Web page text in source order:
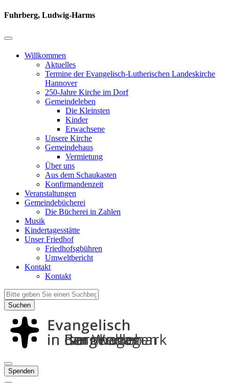
Fuhrberg, Ludwig-Harms
Willkommen
Aktuelles
Termine der Evangelisch-Lutherischen Landeskirche
Hannover
250-Jahre Kirche im Dorf
Gemeindeleben
Die Kleinsten
Kinder
Erwachsene
Unsere Kirche
Gemeindehaus
Vermietung
Über uns
Aus dem Schaukasten
Konfirmandenzeit
Veranstaltungen
Gemeindebücherei
Die Bücherei in Zahlen
Musik
Kindertagesstätte
Unser Friedhof
Friedhofsgbühren
Umweltbericht
Kontakt
Kontakt
Suchen
Spenden